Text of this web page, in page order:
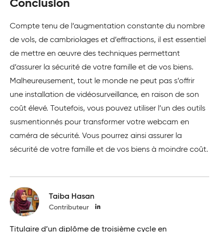
Conclusion
Compte tenu de l’augmentation constante du nombre
de vols, de cambriolages et d’effractions, il est essentiel
de mettre en œuvre des techniques permettant
d’assurer la sécurité de votre famille et de vos biens.
Malheureusement, tout le monde ne peut pas s’offrir
une installation de vidéosurveillance, en raison de son
coût élevé. Toutefois, vous pouvez utiliser l’un des outils
susmentionnés pour transformer votre webcam en
caméra de sécurité. Vous pourrez ainsi assurer la
sécurité de votre famille et de vos biens à moindre coût.
Taiba Hasan
Contributeur
Titulaire d’un diplôme de troisième cycle en